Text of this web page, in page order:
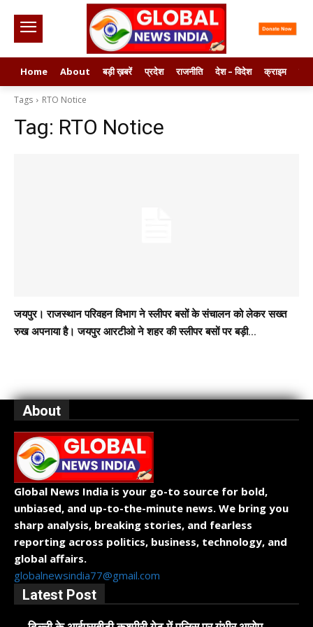
Home About बड़ी ख़बरें प्रदेश राजनीति देश – विदेश क्राइम
Tags RTO Notice
Tag: RTO Notice
जयपुर। राजस्थान परिवहन विभाग ने स्लीपर बसों के संचालन को लेकर सख्त
रुख अपनाया है। जयपुर आरटीओ ने शहर की स्लीपर बसों पर बड़ी...
About
Global News India is your go-to source for bold,
unbiased, and up-to-the-minute news. We bring you
sharp analysis, breaking stories, and fearless
reporting across politics, business, technology, and
global affairs.
globalnewsindia77@gmail.com
Latest Post